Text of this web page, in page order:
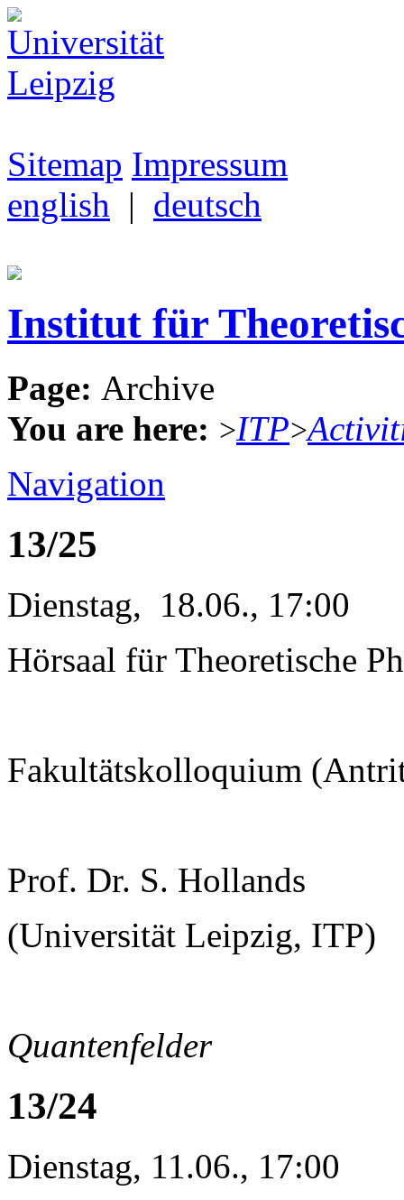
Sitemap Impressum
english | deutsch
Institut für
Page: Archive
You are here: >ITP>
Navigation
13/25
Dienstag, 18.06., 17:00
Hörsaal für Theoretische
Fakultätskolloquium
Prof. Dr. S. Hollands
(Universität Leipzig, ITP)
Quantenfelder
13/24
Dienstag, 11.06., 17:00